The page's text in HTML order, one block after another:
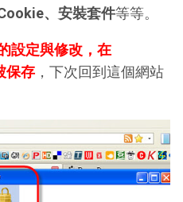
、安裝套件等等。
設定與修改，在
保存 ，下次回到這個網站